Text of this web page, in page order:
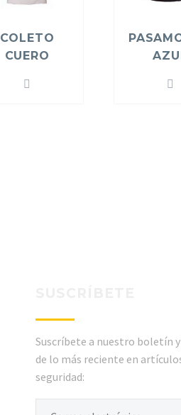
COLETO
CUERO
Suscríbete a nuestro boletín
de lo más reciente en
seguridad: